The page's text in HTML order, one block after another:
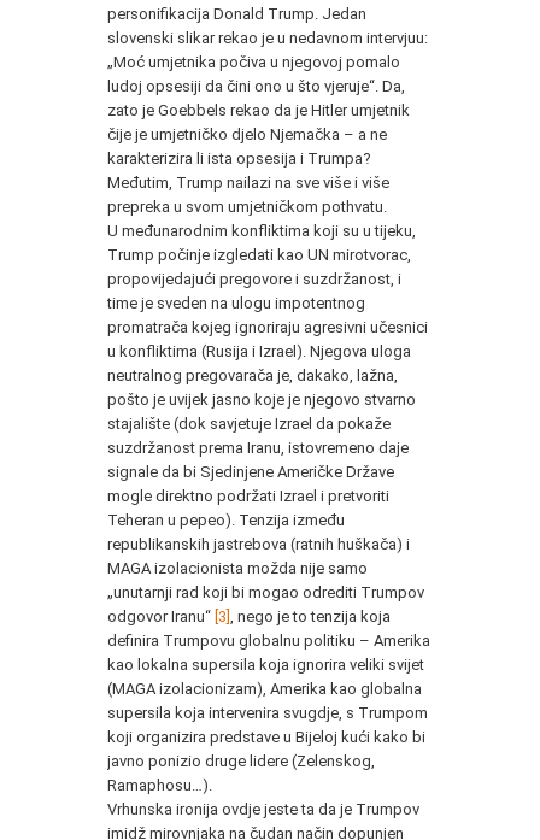
personifikacija Donald Trump. Jedan
slovenski slikar rekao je u nedavnom intervjuu:
„Moć umjetnika počiva u njegovoj pomalo
ludoj opsesiji da čini ono u što vjeruje“. Da,
zato je Goebbels rekao da je Hitler umjetnik
čije je umjetničko djelo Njemačka – a ne
karakterizira li ista opsesija i Trumpa?
Međutim, Trump nailazi na sve više i više
prepreka u svom umjetničkom pothvatu.
U međunarodnim konfliktima koji su u tijeku,
Trump počinje izgledati kao UN mirotvorac,
propovijedajući pregovore i suzdržanost, i
time je sveden na ulogu impotentnog
promatrača kojeg ignoriraju agresivni učesnici
u konfliktima (Rusija i Izrael). Njegova uloga
neutralnog pregovarača je, dakako, lažna,
pošto je uvijek jasno koje je njegovo stvarno
stajalište (dok savjetuje Izrael da pokaže
suzdržanost prema Iranu, istovremeno daje
signale da bi Sjedinjene Američke Države
mogle direktno podržati Izrael i pretvoriti
Teheran u pepeo). Tenzija između
republikanskih jastrebova (ratnih huškača) i
MAGA izolacionista možda nije samo
„unutarnji rad koji bi mogao odrediti Trumpov
odgovor Iranu“ [3]
, nego je to tenzija koja
definira Trumpovu globalnu politiku – Amerika
kao lokalna supersila koja ignorira veliki svijet
(MAGA izolacionizam), Amerika kao globalna
supersila koja intervenira svugdje, s Trumpom
koji organizira predstave u Bijeloj kući kako bi
javno ponizio druge lidere (Zelenskog,
Ramaphosu…).
Vrhunska ironija ovdje jeste ta da je Trumpov
imidž mirovnjaka na čudan način dopunjen